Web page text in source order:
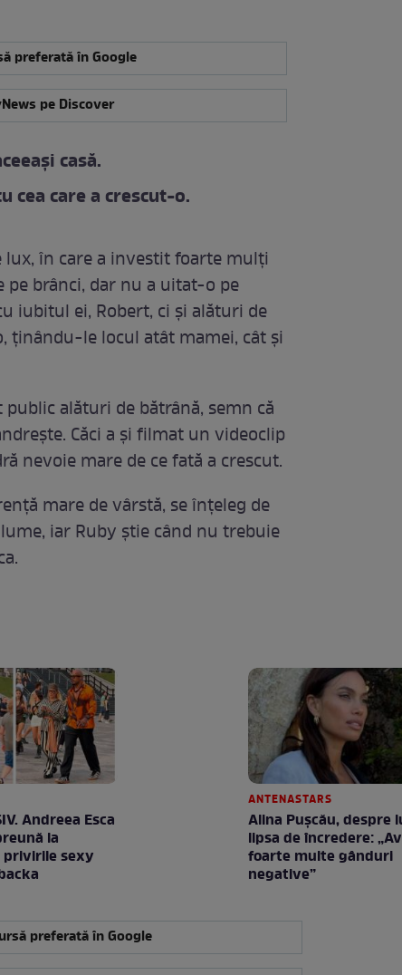
preferată în Google
pe Discover
casă.
cea care a crescut-o.
în care a investit foarte mulți
brânci, dar nu a uitat-o pe
iubitul ei, Robert, ci și alături de
ținându-le locul atât mamei, cât și
alături de bătrână, semn că
Căci a și filmat un videoclip
nevoie mare de ce fată a crescut.
mare de vârstă, se înțeleg de
iar Ruby știe când nu trebuie
Andreea Esca
la
privirile sexy
ANTENASTARS
Alina Pușcău, despre
lipsa de încredere:
foarte multe gânduri
negative”
preferată în Google